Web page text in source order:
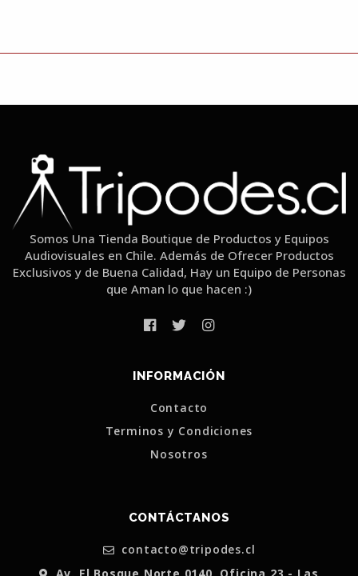
Somos Una Tienda Boutique de Productos y Equipos
Audiovisuales en Chile. Además de Ofrecer Productos
Exclusivos y de Buena Calidad, Hay un Equipo de Personas
que Aman lo que hacen :)
INFORMACIÓN
Contacto
Terminos y Condiciones
Nosotros
CONTÁCTANOS
contacto@tripodes.cl